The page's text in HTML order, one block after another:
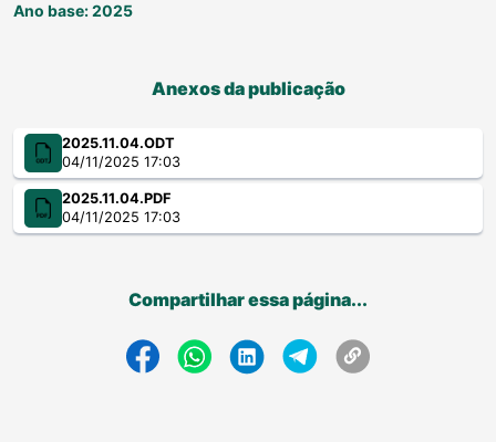
Ano base: 2025
Anexos da publicação
2025.11.04.ODT
04/11/2025 17:03
2025.11.04.PDF
04/11/2025 17:03
Compartilhar essa página...